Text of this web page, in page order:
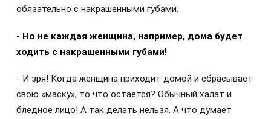
обязательно с накрашенными губами.
- Но не каждая женщина, например, дома будет
ходить с накрашенными губами!
- И зря! Когда женщина приходит домой и сбрасывает
свою «маску», то что остается? Обычный халат и
бледное лицо! А так делать нельзя. А что думает